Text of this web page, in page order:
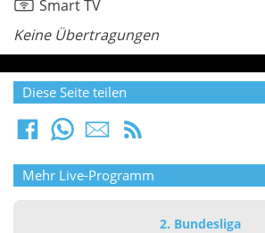
Smart TV
Keine Übertragungen
Diese Seite teilen
Mehr Live-Programm
2. Bundesliga